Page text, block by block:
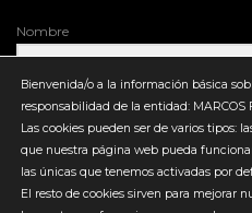
Nombre
Dirección de correo electrónico
Bienvenida/o a la información básica
responsabilidad de la entidad: MARCOS
Las cookies pueden ser de varios tipos:
que nuestra página web pueda
las únicas que tenemos activadas por
El resto de cookies sirven para mejorar